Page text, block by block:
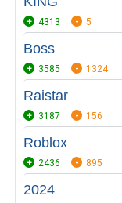
4313 5
Boss
3585 1324
Raistar
3187 156
Roblox
2436 895
2024